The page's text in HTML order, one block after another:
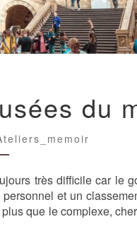
du
très difficile car le
et un
que le complexe,